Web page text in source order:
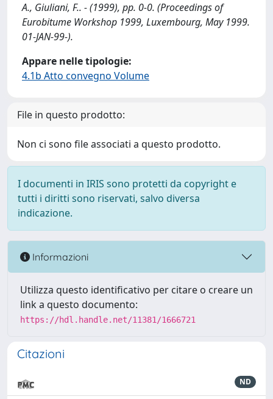
A., Giuliani, F.. - (1999), pp. 0-0. (Proceedings of
Eurobitume Workshop 1999, Luxembourg, May 1999.
01-JAN-99-).
Appare nelle tipologie:
4.1b Atto convegno Volume
File in questo prodotto:
Non ci sono file associati a questo prodotto.
I documenti in IRIS sono protetti da copyright e
tutti i diritti sono riservati, salvo diversa
indicazione.
Informazioni
Utilizza questo identificativo per citare o creare un
link a questo documento:
https://hdl.handle.net/11381/1666721
Citazioni
ND